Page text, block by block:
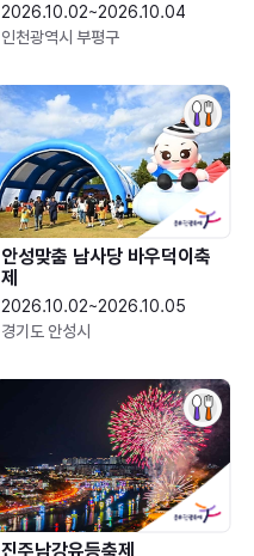
2026.10.02~2026.10.04
인천광역시 부평구
안성맞춤 남사당 바우덕이축
제
2026.10.02~2026.10.05
경기도 안성시
진주남강유등축제